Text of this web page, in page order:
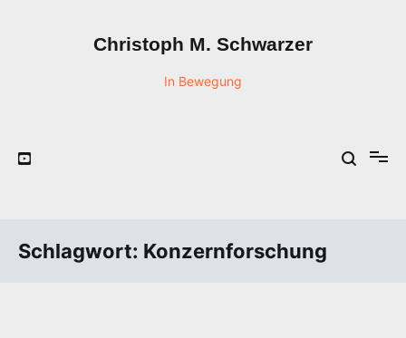
Christoph M. Schwarzer
In Bewegung
Schlagwort: Konzernforschung